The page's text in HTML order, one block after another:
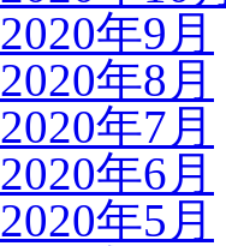
2020年9月
2020年8月
2020年7月
2020年6月
2020年5月